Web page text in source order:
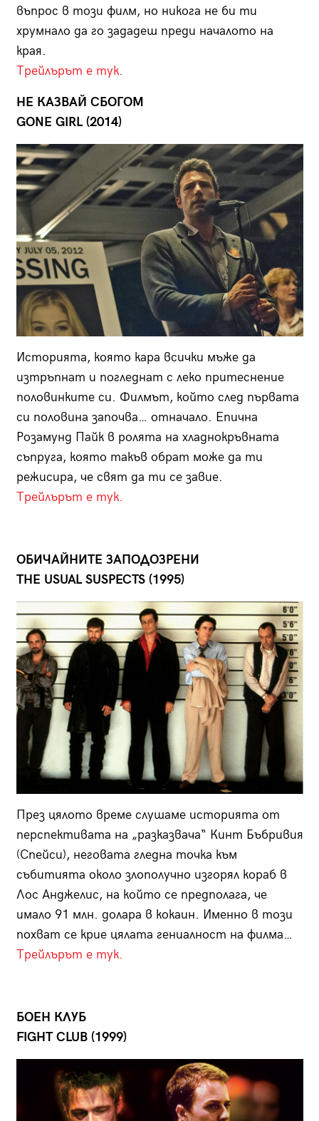
въпрос в този филм, но никога не би ти
хрумнало да го зададеш преди началото на
края.
Трейлърът е тук.
НЕ КАЗВАЙ СБОГОМ
GONE GIRL (2014)
Историята, която кара всички мъже да
изтръпнат и погледнат с леко притеснение
половинките си. Филмът, който след първата
си половина започва… отначало. Епична
Розамунд Пайк в ролята на хладнокръвната
съпруга, която такъв обрат може да ти
режисира, че свят да ти се завие.
Трейлърът е тук.
ОБИЧАЙНИТЕ ЗАПОДОЗРЕНИ
THE USUAL SUSPECTS (1995)
През цялото време слушаме историята от
перспективата на „разказвача“ Кинт Бъбривия
(Спейси), неговата гледна точка към
събитията около злополучно изгорял кораб в
Лос Анджелис, на който се предполага, че
имало 91 млн. долара в кокаин. Именно в този
похват се крие цялата гениалност на филма…
Трейлърът е тук.
БОЕН КЛУБ
FIGHT CLUB (1999)